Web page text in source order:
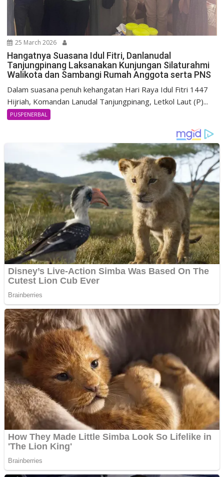
25 March 2026
Hangatnya Suasana Idul Fitri, Danlanudal
Tanjungpinang Laksanakan Kunjungan Silaturahmi
Walikota dan Sambangi Rumah Anggota serta PNS
Dalam suasana penuh kehangatan Hari Raya Idul Fitri 1447
Hijriah, Komandan Lanudal Tanjungpinang, Letkol Laut (P)...
PUSPENERBAL